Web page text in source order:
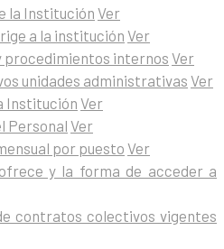
la Institución Ver
a la institución Ver
procedimientos internos Ver
unidades administrativas Ver
Institución Ver
Personal Ver
por puesto Ver
y la forma de acceder a
contratos colectivos vigentes